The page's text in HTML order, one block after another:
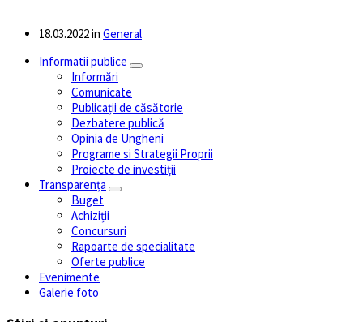
18.03.2022in General
Informatii publice
Informări
Comunicate
Publicații de căsătorie
Dezbatere publică
Opinia de Ungheni
Programe si Strategii Proprii
Proiecte de investiții
Transparența
Buget
Achiziții
Concursuri
Rapoarte de specialitate
Oferte publice
Evenimente
Galerie foto